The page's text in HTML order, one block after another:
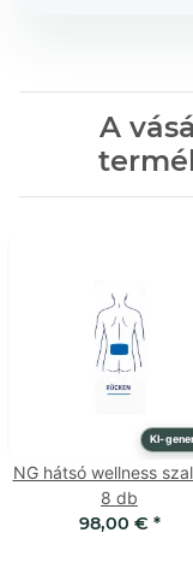
A
KI-
NG hátsó wellness
8 db
98,00 € *